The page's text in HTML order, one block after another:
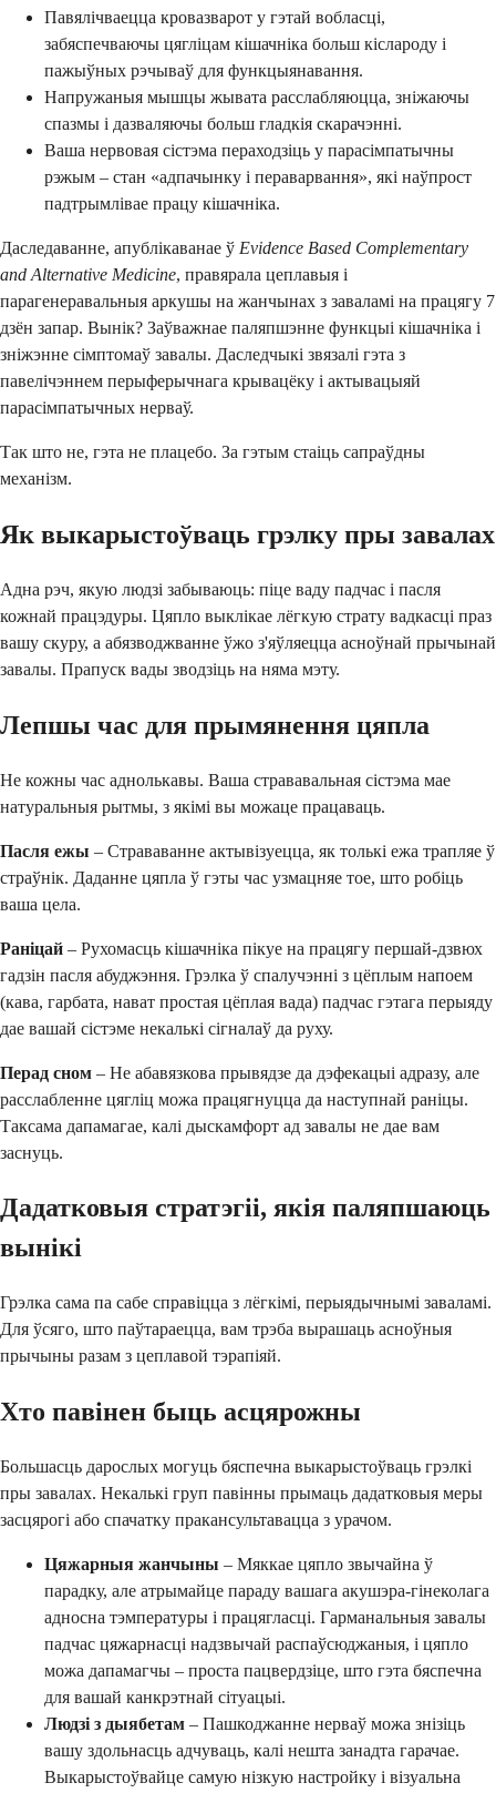
Павялічваецца кровазварот у гэтай вобласці,
забяспечваючы цягліцам кішачніка больш кіслароду і
пажыўных рэчываў для функцыянавання.
Напружаныя мышцы жывата расслабляюцца, зніжаючы
спазмы і дазваляючы больш гладкія скарачэнні.
Ваша нервовая сістэма пераходзіць у парасімпатычны
рэжым – стан «адпачынку і пераварвання», які наўпрост
падтрымлівае працу кішачніка.
Даследаванне, апублікаванае ў Evidence Based Complementary
and Alternative Medicine, правярала цеплавыя і
парагенеравальныя аркушы на жанчынах з заваламі на працягу 7
дзён запар. Вынік? Заўважнае паляпшэнне функцыі кішачніка і
зніжэнне сімптомаў завалы. Даследчыкі звязалі гэта з
павелічэннем перыферычнага крывацёку і актывацыяй
парасімпатычных нерваў.
Так што не, гэта не плацебо. За гэтым стаіць сапраўдны
механізм.
Як выкарыстоўваць грэлку пры завалах
Адна рэч, якую людзі забываюць: піце ваду падчас і пасля
кожнай працэдуры. Цяпло выклікае лёгкую страту вадкасці праз
вашу скуру, а абязводжванне ўжо з'яўляецца асноўнай прычынай
завалы. Прапуск вады зводзіць на няма мэту.
Лепшы час для прымянення цяпла
Не кожны час аднолькавы. Ваша стрававальная сістэма мае
натуральныя рытмы, з якімі вы можаце працаваць.
Пасля ежы – Страваванне актывізуецца, як толькі ежа трапляе ў
страўнік. Даданне цяпла ў гэты час узмацняе тое, што робіць
ваша цела.
Раніцай – Рухомасць кішачніка пікуе на працягу першай-дзвюх
гадзін пасля абуджэння. Грэлка ў спалучэнні з цёплым напоем
(кава, гарбата, нават простая цёплая вада) падчас гэтага перыяду
дае вашай сістэме некалькі сігналаў да руху.
Перад сном – Не абавязкова прывядзе да дэфекацыі адразу, але
расслабленне цягліц можа працягнуцца да наступнай раніцы.
Таксама дапамагае, калі дыскамфорт ад завалы не дае вам
заснуць.
Дадатковыя стратэгіі, якія паляпшаюць
вынікі
Грэлка сама па сабе справіцца з лёгкімі, перыядычнымі заваламі.
Для ўсяго, што паўтараецца, вам трэба вырашаць асноўныя
прычыны разам з цеплавой тэрапіяй.
Хто павінен быць асцярожны
Большасць дарослых могуць бяспечна выкарыстоўваць грэлкі
пры завалах. Некалькі груп павінны прымаць дадатковыя меры
засцярогі або спачатку пракансультавацца з урачом.
Цяжарныя жанчыны – Мяккае цяпло звычайна ў
парадку, але атрымайце параду вашага акушэра-гінеколага
адносна тэмпературы і працягласці. Гарманальныя завалы
падчас цяжарнасці надзвычай распаўсюджаныя, і цяпло
можа дапамагчы – проста пацвердзіце, што гэта бяспечна
для вашай канкрэтнай сітуацыі.
Людзі з дыябетам – Пашкоджанне нерваў можа знізіць
вашу здольнасць адчуваць, калі нешта занадта гарачае.
Выкарыстоўвайце самую нізкую настройку і візуальна